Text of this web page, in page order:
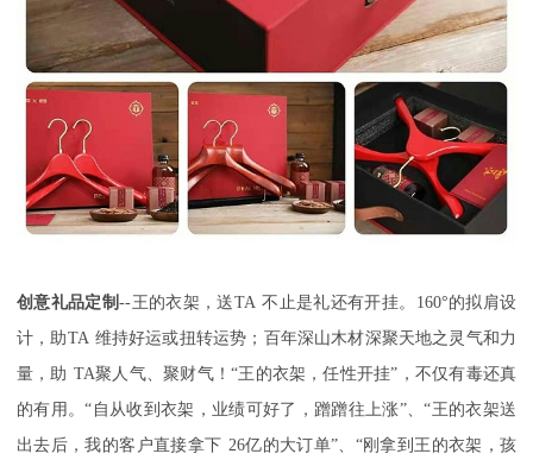
创意礼品定制--王的衣架，送TA 不止是礼还有开挂。 160°的拟肩设
计，助TA 维持好运或扭转运势；百年深山木材深聚天地之灵气和力
量，助 TA聚人气、聚财气！“王的衣架，任性开挂”，不仅有毒还真
的有用。“自从收到衣架，业绩可好了，蹭蹭往上涨”、“王的衣架送
出去后，我的客户直接拿下 26亿的大订单”、“刚拿到王的衣架，孩